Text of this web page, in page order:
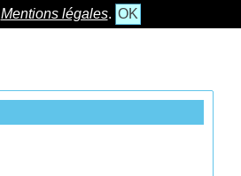
Mentions légales. OK